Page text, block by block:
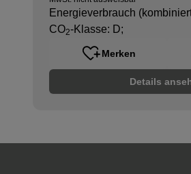
Energieverbrauch
CO2-Klasse: D;
Details
Merken